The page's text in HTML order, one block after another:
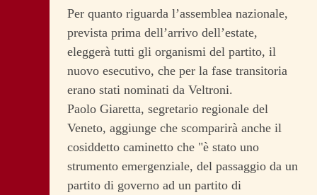
Per quanto riguarda l’assemblea nazionale,
prevista prima dell’arrivo dell’estate,
eleggerà tutti gli organismi del partito, il
nuovo esecutivo, che per la fase transitoria
erano stati nominati da Veltroni.
Paolo Giaretta, segretario regionale del
Veneto, aggiunge che scomparirà anche il
cosiddetto caminetto che "è stato uno
strumento emergenziale, del passaggio da un
partito di governo ad un partito di